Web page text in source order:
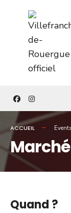
content
ACCUEIL Events
Quand ?
for: